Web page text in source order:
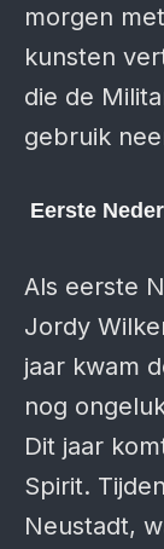
morgen
kunsten
die de
gebruik
Eerste
Als eerste
Jordy
jaar kwam
nog
Dit jaar
Spirit.
Neustadt,